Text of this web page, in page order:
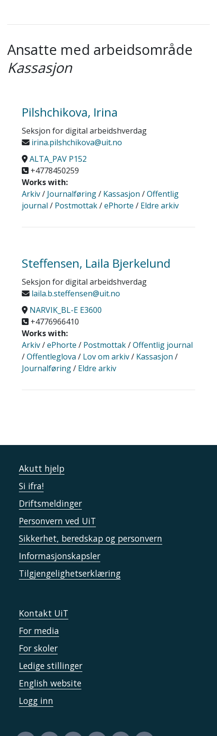
Ansatte med arbeidsområde
Kassasjon
Pilshchikova, Irina
Seksjon for digital arbeidshverdag
irina.pilshchikova@uit.no
ALTA_PAV P152
+4778450259
Works with:
Arkiv/ Journalføring/ Kassasjon /Offentlig
journal / Postmottak/ePhorte / Eldre arkiv
Steffensen, Laila Bjerkelund
Seksjon for digital arbeidshverdag
laila.b.steffensen@uit.no
NARVIK_BL-E E3600
+4776966410
Works with:
Arkiv/ePhorte / Postmottak/Offentlig journal
/Offentleglova / Lov om arkiv/ Kassasjon /
Journalføring/ Eldre arkiv
Akutt hjelp
Si ifra!
Driftsmeldinger
Personvern ved UiT
Sikkerhet, beredskap og personvern
Informasjonskapsler
Tilgjengelighetserklæring
Kontakt UiT
For media
For skoler
Ledige stillinger
English website
Logg inn